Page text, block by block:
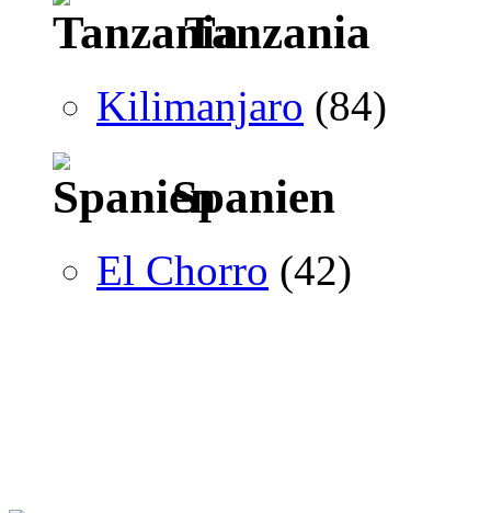
Tanzania
Kilimanjaro (84)
Spanien
El Chorro (42)